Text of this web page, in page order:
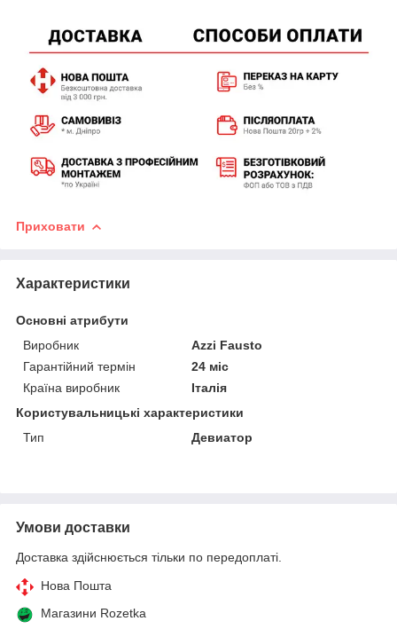
Приховати
Характеристики
Основні атрибути
Виробник
Azzi Fausto
Гарантійний термін
24 міс
Країна виробник
Італія
Користувальницькі характеристики
Тип
Девиатор
Умови доставки
Доставка здійснюється тільки по передоплаті.
Нова Пошта
Магазини Rozetka